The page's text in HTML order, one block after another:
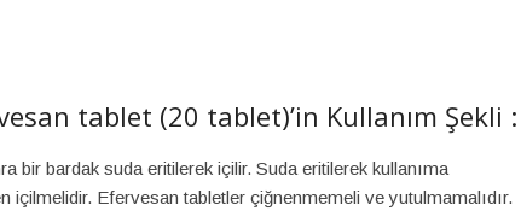
tablet (20 tablet)’in Kullanım Şekli :
bir bardak suda eritilerek içilir. Suda eritilerek kullanıma
içilmelidir. Efervesan tabletler çiğnenmemeli ve yutulmamalıdır.